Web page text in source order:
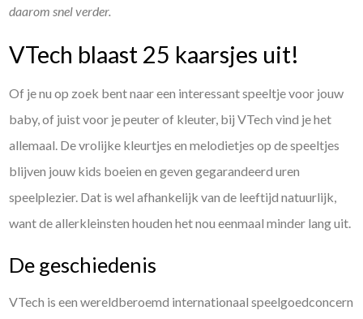
daarom snel verder.
VTech blaast 25 kaarsjes uit!
Of je nu op zoek bent naar een interessant speeltje voor jouw
baby, of juist voor je peuter of kleuter, bij VTech vind je het
allemaal. De vrolijke kleurtjes en melodietjes op de speeltjes
blijven jouw kids boeien en geven gegarandeerd uren
speelplezier. Dat is wel afhankelijk van de leeftijd natuurlijk,
want de allerkleinsten houden het nou eenmaal minder lang uit.
De geschiedenis
VTech is een wereldberoemd internationaal speelgoedconcern